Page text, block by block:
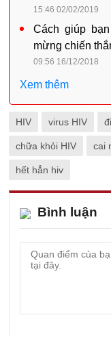
15:46 02/02/2019
Cách giúp
mừng chiến
09:56 16/12/2018
Xem thêm
HIV virus HIV
chữa khỏi HIV cai
hết hẳn hiv
Bình luận